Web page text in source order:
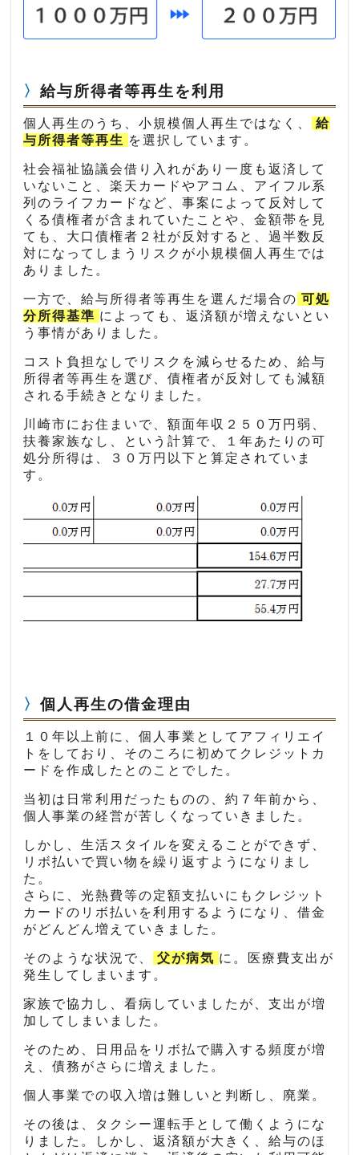
給与所得者等再生を利用
個人再生のうち、小規模個人再生ではなく、
給
与所得者等再生 を選択しています。
社会福祉協議会借り入れがあり一度も返済して
いないこと、楽天カードやアコム、アイフル系
列のライフカードなど、事案によって反対して
くる債権者が含まれていたことや、金額帯を見
ても、大口債権者２社が反対すると、過半数反
対になってしまうリスクが小規模個人再生では
ありました。
一方で、給与所得者等再生を選んだ場合の 可処
分所得基準 によっても、返済額が増えないとい
う事情がありました。
コスト負担なしでリスクを減らせるため、給与
所得者等再生を選び、債権者が反対しても減額
される手続きとなりました。
川崎市にお住まいで、額面年収２５０万円弱、
扶養家族なし、という計算で、１年あたりの可
処分所得は、３０万円以下と算定されていま
す。
個人再生の借金理由
１０年以上前に、個人事業としてアフィリエイ
トをしており、そのころに初めてクレジットカ
ードを作成したとのことでした。
当初は日常利用だったものの、約７年前から、
個人事業の経営が苦しくなっていきました。
しかし、生活スタイルを変えることができず、
リボ払いで買い物を繰り返すようになりまし
た。
さらに、光熱費等の定額支払いにもクレジット
カードのリボ払いを利用するようになり、借金
がどんどん増えていきました。
そのような状況で、 父が病気 に。医療費支出が
発生してしまいます。
家族で協力し、看病していましたが、支出が増
加してしまいました。
そのため、日用品をリボ払で購入する頻度が増
え、債務がさらに増えました。
個人事業での収入増は難しいと判断し、廃業。
その後は、タクシー運転手として働くようにな
りました。しかし、返済額が大きく、給与のほ